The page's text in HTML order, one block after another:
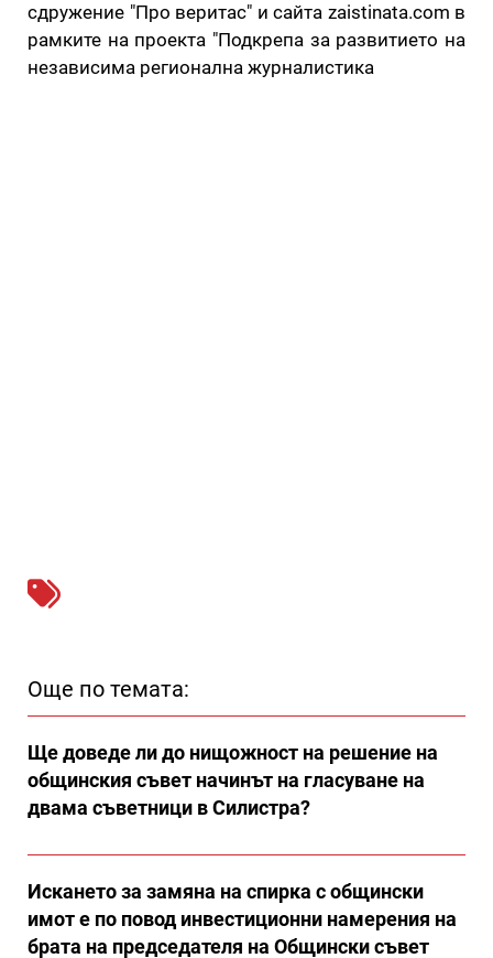
сдружение "Про веритас" и сайта zaistinata.com в
рамките на проекта "Подкрепа за развитието на
независима регионална журналистика
Още по темата:
Ще доведе ли до нищожност на решение на
общинския съвет начинът на гласуване на
двама съветници в Силистра?
Искането за замяна на спирка с общински
имот е по повод инвестиционни намерения на
брата на председателя на Общински съвет